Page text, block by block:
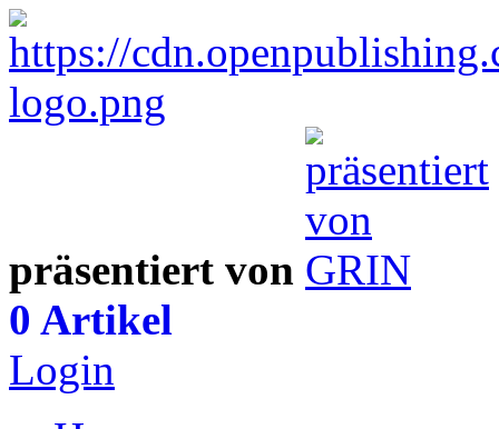
präsentiert von
0 Artikel
Login